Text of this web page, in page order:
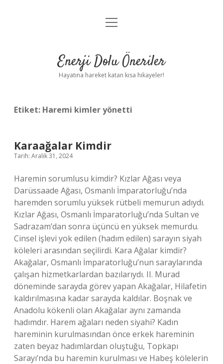
Anasayfa
Yasal Uyarı
menüyü
Enerji Dolu Öneriler
Hayatına hareket katan kısa hikayeler!
Etiket: Haremi kimler yönetti
Karaağalar Kimdir
Tarih: Aralık 31, 2024
Haremin sorumlusu kimdir? Kızlar Ağası veya
Darüssaade Ağası, Osmanlı İmparatorluğu’nda
haremden sorumlu yüksek rütbeli memurun adıydı.
Kızlar Ağası, Osmanlı İmparatorluğu’nda Sultan ve
Sadrazam’dan sonra üçüncü en yüksek memurdu.
Cinsel işlevi yok edilen (hadım edilen) sarayın siyah
köleleri arasından seçilirdi. Kara Ağalar kimdir?
Akağalar, Osmanlı İmparatorluğu’nun saraylarında
çalışan hizmetkarlardan bazılarıydı. II. Murad
döneminde sarayda görev yapan Akağalar, Hilafetin
kaldırılmasına kadar sarayda kaldılar. Boşnak ve
Anadolu kökenli olan Akağalar aynı zamanda
hadımdır. Harem ağaları neden siyahi? Kadın
hareminin kurulmasından önce erkek hareminin
zaten beyaz hadımlardan oluştuğu, Topkapı
Sarayı’nda bu haremin kurulması ve Habeş kölelerin